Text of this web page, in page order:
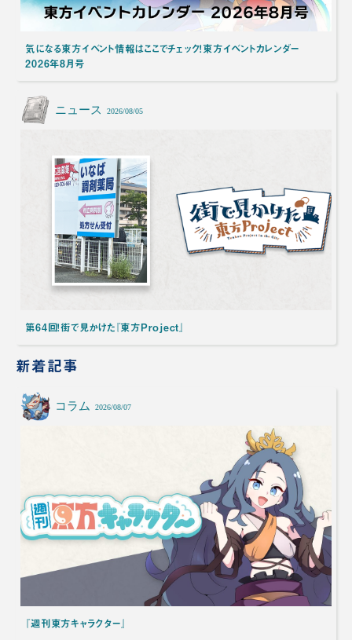
気になる東方イベント情報はここでチェック！東方イベントカレンダー
2026年8月号
ニュース 2026/08/05
第64回！街で見かけた『東方Project』
新着記事
コラム 2026/08/07
『週刊東方キャラクター』